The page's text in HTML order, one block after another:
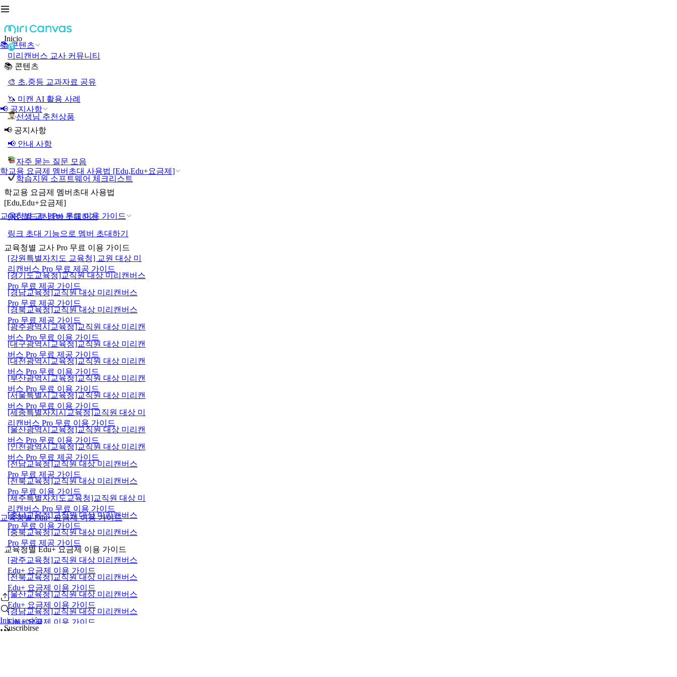
📚 콘텐츠
📢 공지사항
학교용 요금제 멤버초대 사용법 [Edu,Edu+요금제]
교육청별 교사 Pro 무료 이용 가이드
교육청별 Edu+ 요금제 이용 가이드
Iniciar sesión
Inicio
미리캔버스 교사 커뮤니티
📚 콘텐츠
🎨 초.중등 교과자료 공유
🦄 미캔 AI 활용 사례
선생님 추천상품
📢 공지사항
📢 안내 사항
자주 묻는 질문 모음
학습지원 소프트웨어 체크리스트
학교용 요금제 멤버초대 사용법
[Edu,Edu+요금제]
QR 코드로 멤버 초대하기
링크 초대 기능으로 멤버 초대하기
교육청별 교사 Pro 무료 이용 가이드
[강원특별자치도 교육청] 교원 대상 미
리캔버스 Pro 무료 제공 가이드
[경기도교육청]교직원 대상 미리캔버스
Pro 무료 제공 가이드
[경남교육청]교직원 대상 미리캔버스
Pro 무료 제공 가이드
[경북교육청]교직원 대상 미리캔버스
Pro 무료 제공 가이드
[광주광역시교육청]교직원 대상 미리캔
버스 Pro 무료 이용 가이드
[대구광역시교육청]교직원 대상 미리캔
버스 Pro 무료 제공 가이드
[대전광역시교육청]교직원 대상 미리캔
버스 Pro 무료 이용 가이드
[부산광역시교육청]교직원 대상 미리캔
버스 Pro 무료 이용 가이드
[서울특별시교육청]교직원 대상 미리캔
버스 Pro 무료 이용 가이드
[세종특별자치시교육청]교직원 대상 미
리캔버스 Pro 무료 이용 가이드
[울산광역시교육청]교직원 대상 미리캔
버스 Pro 무료 이용 가이드
[인천광역시교육청]교직원 대상 미리캔
버스 Pro 무료 제공 가이드
[전남교육청]교직원 대상 미리캔버스
Pro 무료 제공 가이드
[전북교육청]교직원 대상 미리캔버스
Pro 무료 이용 가이드
[제주특별자치도교육청]교직원 대상 미
리캔버스 Pro 무료 이용 가이드
[충남교육청]교직원 대상 미리캔버스
Pro 무료 이용 가이드
[충북교육청]교직원 대상 미리캔버스
Pro 무료 제공 가이드
교육청별 Edu+ 요금제 이용 가이드
[광주교육청]교직원 대상 미리캔버스
Edu+ 요금제 이용 가이드
[전북교육청]교직원 대상 미리캔버스
Edu+ 요금제 이용 가이드
[울산교육청]교직원 대상 미리캔버스
Edu+ 요금제 이용 가이드
[경남교육청]교직원 대상 미리캔버스
Edu+ 요금제 이용 가이드
Suscribirse